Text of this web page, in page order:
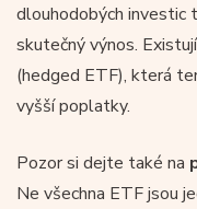
dlouhodobých investic
skutečný výnos.
(hedged ETF), která
vyšší poplatky.
Pozor si dejte také na
Ne všechna ETF jsou